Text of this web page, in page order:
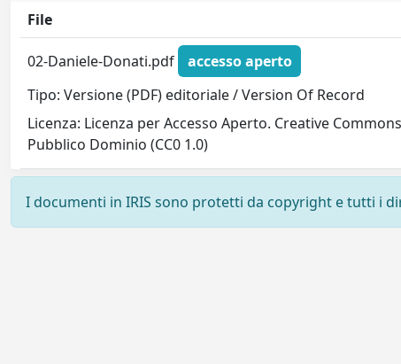
File
02-Daniele-Donati.pdf
accesso aperto
Tipo: Versione (PDF) editoriale / Version Of Record
Licenza: Licenza per Accesso Aperto. Creative
Pubblico Dominio (CC0 1.0)
I documenti in IRIS sono protetti da copyright e tutti i